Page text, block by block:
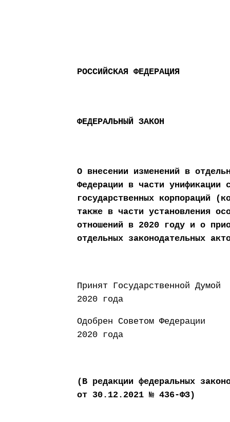
РОССИЙСКАЯ ФЕДЕРАЦИЯ
ФЕДЕРАЛЬНЫЙ ЗАКОН
О внесении изменений в
Федерации в части унификации
государственных корпораций
также в части установления
отношений в 2020 году и о
отдельных законодательных
Принят
2020 года
Одобрен
2020 года
(В редакции федеральных
от 30.12.2021 № 436-ФЗ)